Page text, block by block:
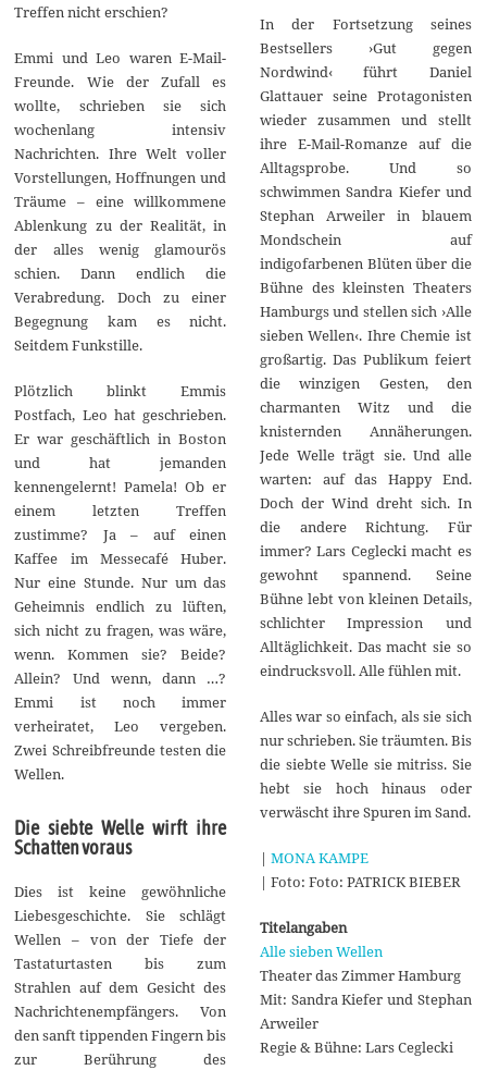
Treffen nicht erschien?
Emmi und Leo waren E-Mail-
Freunde. Wie der Zufall es
wollte, schrieben sie sich
wochenlang intensiv
Nachrichten. Ihre Welt voller
Vorstellungen, Hoffnungen und
Träume – eine willkommene
Ablenkung zu der Realität, in
der alles wenig glamourös
schien. Dann endlich die
Verabredung. Doch zu einer
Begegnung kam es nicht.
Seitdem Funkstille.
Plötzlich blinkt Emmis
Postfach, Leo hat geschrieben.
Er war geschäftlich in Boston
und hat jemanden
kennengelernt! Pamela! Ob er
einem letzten Treffen
zustimme? Ja – auf einen
Kaffee im Messecafé Huber.
Nur eine Stunde. Nur um das
Geheimnis endlich zu lüften,
sich nicht zu fragen, was wäre,
wenn. Kommen sie? Beide?
Allein? Und wenn, dann …?
Emmi ist noch immer
verheiratet, Leo vergeben.
Zwei Schreibfreunde testen die
Wellen.
Die siebte Welle wirft ihre
Schatten voraus
Dies ist keine gewöhnliche
Liebesgeschichte. Sie schlägt
Wellen – von der Tiefe der
Tastaturtasten bis zum
Strahlen auf dem Gesicht des
Nachrichtenempfängers. Von
den sanft tippenden Fingern bis
zur Berührung des
In der Fortsetzung seines
Bestsellers ›Gut gegen
Nordwind‹ führt Daniel
Glattauer seine Protagonisten
wieder zusammen und stellt
ihre E-Mail-Romanze auf die
Alltagsprobe. Und so
schwimmen Sandra Kiefer und
Stephan Arweiler in blauem
Mondschein auf
indigofarbenen Blüten über die
Bühne des kleinsten Theaters
Hamburgs und stellen sich ›Alle
sieben Wellen‹. Ihre Chemie ist
großartig. Das Publikum feiert
die winzigen Gesten, den
charmanten Witz und die
knisternden Annäherungen.
Jede Welle trägt sie. Und alle
warten: auf das Happy End.
Doch der Wind dreht sich. In
die andere Richtung. Für
immer? Lars Ceglecki macht es
gewohnt spannend. Seine
Bühne lebt von kleinen Details,
schlichter Impression und
Alltäglichkeit. Das macht sie so
eindrucksvoll. Alle fühlen mit.
Alles war so einfach, als sie sich
nur schrieben. Sie träumten. Bis
die siebte Welle sie mitriss. Sie
hebt sie hoch hinaus oder
verwäscht ihre Spuren im Sand.
| MONA KAMPE
| Foto: Foto: PATRICK BIEBER
Titelangaben
Alle sieben Wellen
Theater das Zimmer Hamburg
Mit: Sandra Kiefer und Stephan
Arweiler
Regie & Bühne: Lars Ceglecki